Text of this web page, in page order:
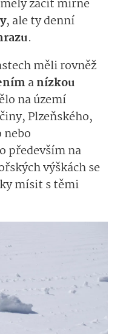
začít mírně
, ale ty denní
.
měli rovněž
anízkou
na území
Plzeňského,
nebo
především na
výškách se
mísit s těmi